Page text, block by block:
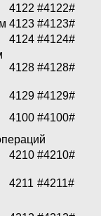
4122 #4122#
4123 #4123#
4124 #4124#
4128 #4128#
4129 #4129#
4100 #4100#
4210 #4210#
4211 #4211#